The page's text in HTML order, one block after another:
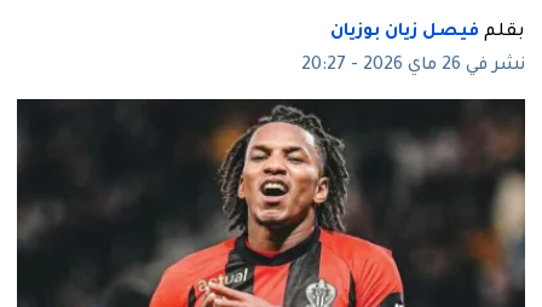
بقلم فيصل زيان بوزيان
نشر في 26 ماي 2026 - 20:27